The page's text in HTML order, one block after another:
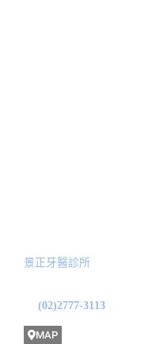
景正牙醫診所
(02)2777-3113
MAP